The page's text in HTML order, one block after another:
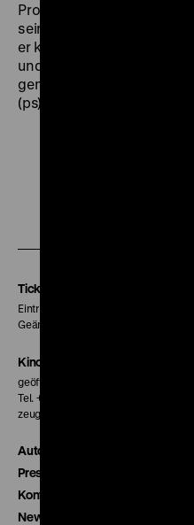
Propagandaministeriums
seiner jüdischen Frau
er keine Rollen mehr. Als
und seines Sohnes
gemeinsam mit ihnen am
(ps)
Tickets
Eintritt 5 €
Geänderte Preise sind im Programm
Kinokasse
geöffnet 30 Minuten vor Beginn der
Tel. + 49 30 20304-770
zeughauskino@dhm.de
Autor*innen
Presse
Kontakt
Newsletter